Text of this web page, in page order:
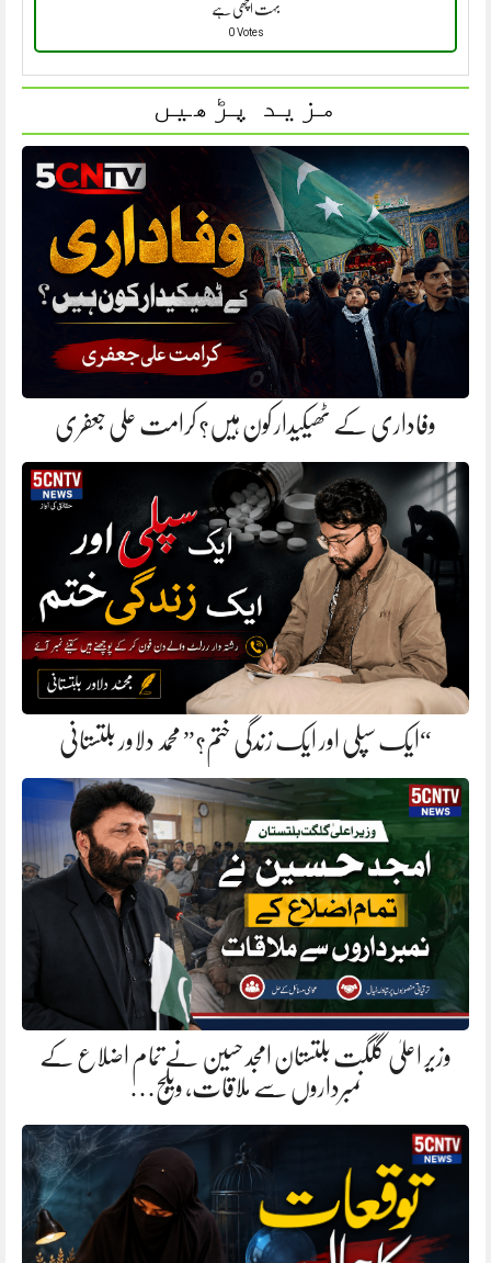
بہت اچھی ہے
0 Votes
مزید پڑھیں
وفاداری کے ٹھیکیدار کون ہیں؟ کرامت علی جعفری
“ایک سپلی اور ایک زندگی ختم؟” محمد دلاور بلتستانی
وزیر اعلیٰ گلگت بلتستان امجد حسین نے تمام اضلاع کے
نمبرداروں سے ملاقات، ویلج…